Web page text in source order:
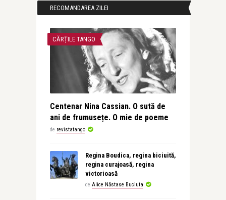
RECOMANDAREA ZILEI
CĂRȚILE TANGO
Centenar Nina Cassian. O sută de
ani de frumusețe. O mie de poeme
de revistatango
Regina Boudica, regina biciuită,
regina curajoasă, regina
victorioasă
de Alice Năstase Buciuta